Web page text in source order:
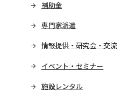
補助金
専門家派遣
情報提供・研究会・交流
イベント・セミナー
施設レンタル